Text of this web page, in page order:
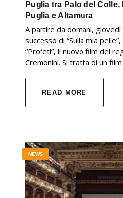
Puglia tra Palo del
Puglia e Altamura
A partire da domani,
successo di “Sulla mia
“Profeti”, il nuovo film del
Cremonini. Si tratta di un
READ MORE
NEWS